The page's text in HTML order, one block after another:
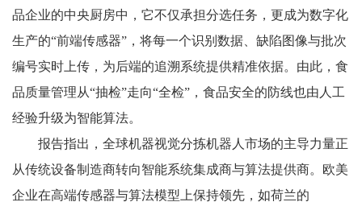
品企业的中央厨房中，它不仅承担分选任务，更成为数字化
生产的“前端传感器”，将每一个识别数据、缺陷图像与批次
编号实时上传，为后端的追溯系统提供精准依据。由此，食
品质量管理从“抽检”走向“全检”，食品安全的防线也由人工
经验升级为智能算法。
报告指出，全球机器视觉分拣机器人市场的主导力量正
从传统设备制造商转向智能系统集成商与算法提供商。欧美
企业在高端传感器与算法模型上保持领先，如荷兰的